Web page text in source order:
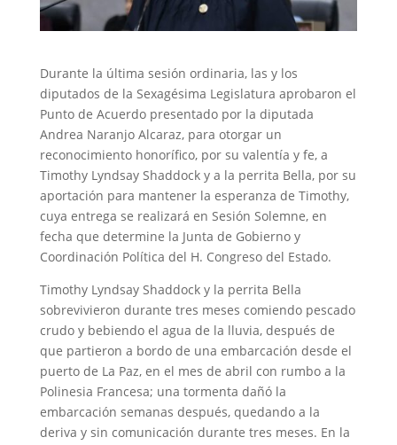
Durante la última sesión ordinaria, las y los
diputados de la Sexagésima Legislatura aprobaron el
Punto de Acuerdo presentado por la diputada
Andrea Naranjo Alcaraz, para otorgar un
reconocimiento honorífico, por su valentía y fe, a
Timothy Lyndsay Shaddock y a la perrita Bella, por su
aportación para mantener la esperanza de Timothy,
cuya entrega se realizará en Sesión Solemne, en
fecha que determine la Junta de Gobierno y
Coordinación Política del H. Congreso del Estado.
Timothy Lyndsay Shaddock y la perrita Bella
sobrevivieron durante tres meses comiendo pescado
crudo y bebiendo el agua de la lluvia, después de
que partieron a bordo de una embarcación desde el
puerto de La Paz, en el mes de abril con rumbo a la
Polinesia Francesa; una tormenta dañó la
embarcación semanas después, quedando a la
deriva y sin comunicación durante tres meses. En la